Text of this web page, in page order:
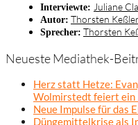
Interviewte: Juliane
Autor: Thorsten Keßler
Sprecher: Thorsten
Neueste Mediathek-
Herz statt Hetze:
Wolmirstedt feiert ein
Neue Impulse für das
Düngemittelkrise als